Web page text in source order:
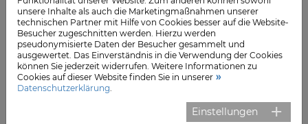
des Bauchraumes.
Karriere im Norden
Nasrin Aslani-Evers (48) stammt aus dem Iran, studierte
Medizin im georgischen Tiflis und in Düsseldorf. 2007
wechselte sie nach ihrem dritten Staatsexamen an das
St.-Joseph-Stift in Bremen, wo sie zunächst als
unsere Inhalte als auch die Marketingmaßnahmen unserer
technischen Partner mit Hilfe von Cookies besser auf die Website-
Besucher zugeschnitten werden. Hierzu werden
pseudonymisierte Daten der Besucher gesammelt und
ausgewertet. Das Einverständnis in die Verwendung der Cookies
können Sie jederzeit widerrufen. Weitere Informationen zu
Cookies auf dieser Website finden Sie in unserer
Datenschutzerklärung
Einstellungen